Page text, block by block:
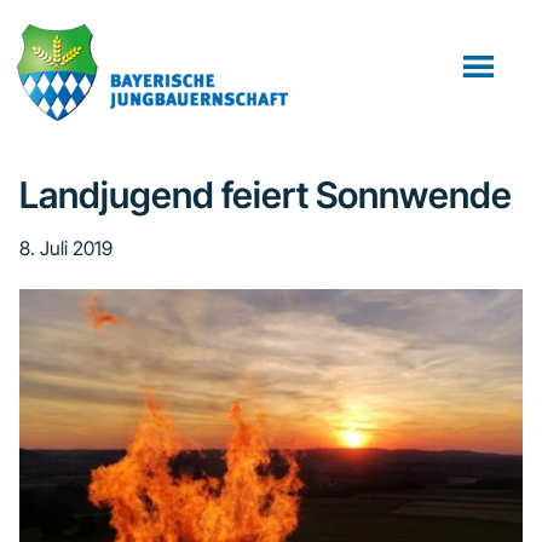
Inhalt
springen
Seitenspalte
springen
Fußzeile
springen
Landjugend feiert Sonnwende
8. Juli 2019